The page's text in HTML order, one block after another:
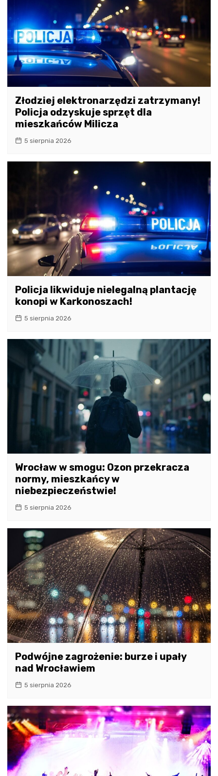
Złodziej elektronarzędzi zatrzymany!
Policja odzyskuje sprzęt dla
mieszkańców Milicza
5 sierpnia 2026
Policja likwiduje nielegalną plantację
konopi w Karkonoszach!
5 sierpnia 2026
Wrocław w smogu: Ozon przekracza
normy, mieszkańcy w
niebezpieczeństwie!
5 sierpnia 2026
Podwójne zagrożenie: burze i upały
nad Wrocławiem
5 sierpnia 2026